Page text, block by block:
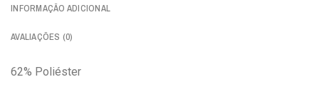
INFORMAÇÃO ADICIONAL
AVALIAÇÕES (0)
62% Poliéster